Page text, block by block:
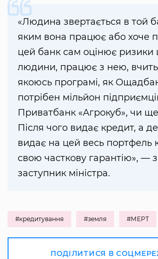
«Людина звертається в той
яким вона працює або хоче
цей банк сам оцінює ризики
людини, працює з нею, вчить
якоюсь програмі, як
потрібен мільйон
Приватбанк «Агрокуб», чи
Після чого видає кредит, а
видає на цей весь портфель
свою часткову гарантію», —
заступник міністра.
#кредитування #земля #МЕРТ
ПОДІЛИТИСЯ В